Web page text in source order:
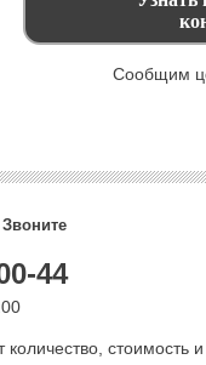
Сообщим
44
стоимость и